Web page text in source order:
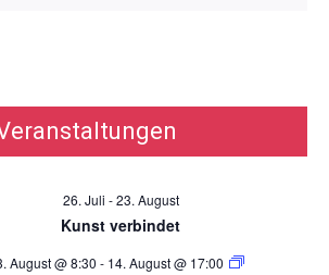
26. Juli -23. August
Kunst verbindet
August @ 8:30 - 14. August @ 17:00